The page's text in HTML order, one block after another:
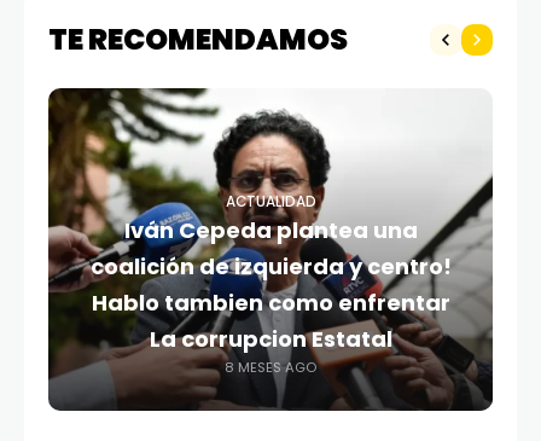
TE RECOMENDAMOS
ACTUALIDAD
Iván Cepeda plantea una
coalición de izquierda y centro!
Hablo tambien como enfrentar
La corrupcion Estatal
8 MESES AGO